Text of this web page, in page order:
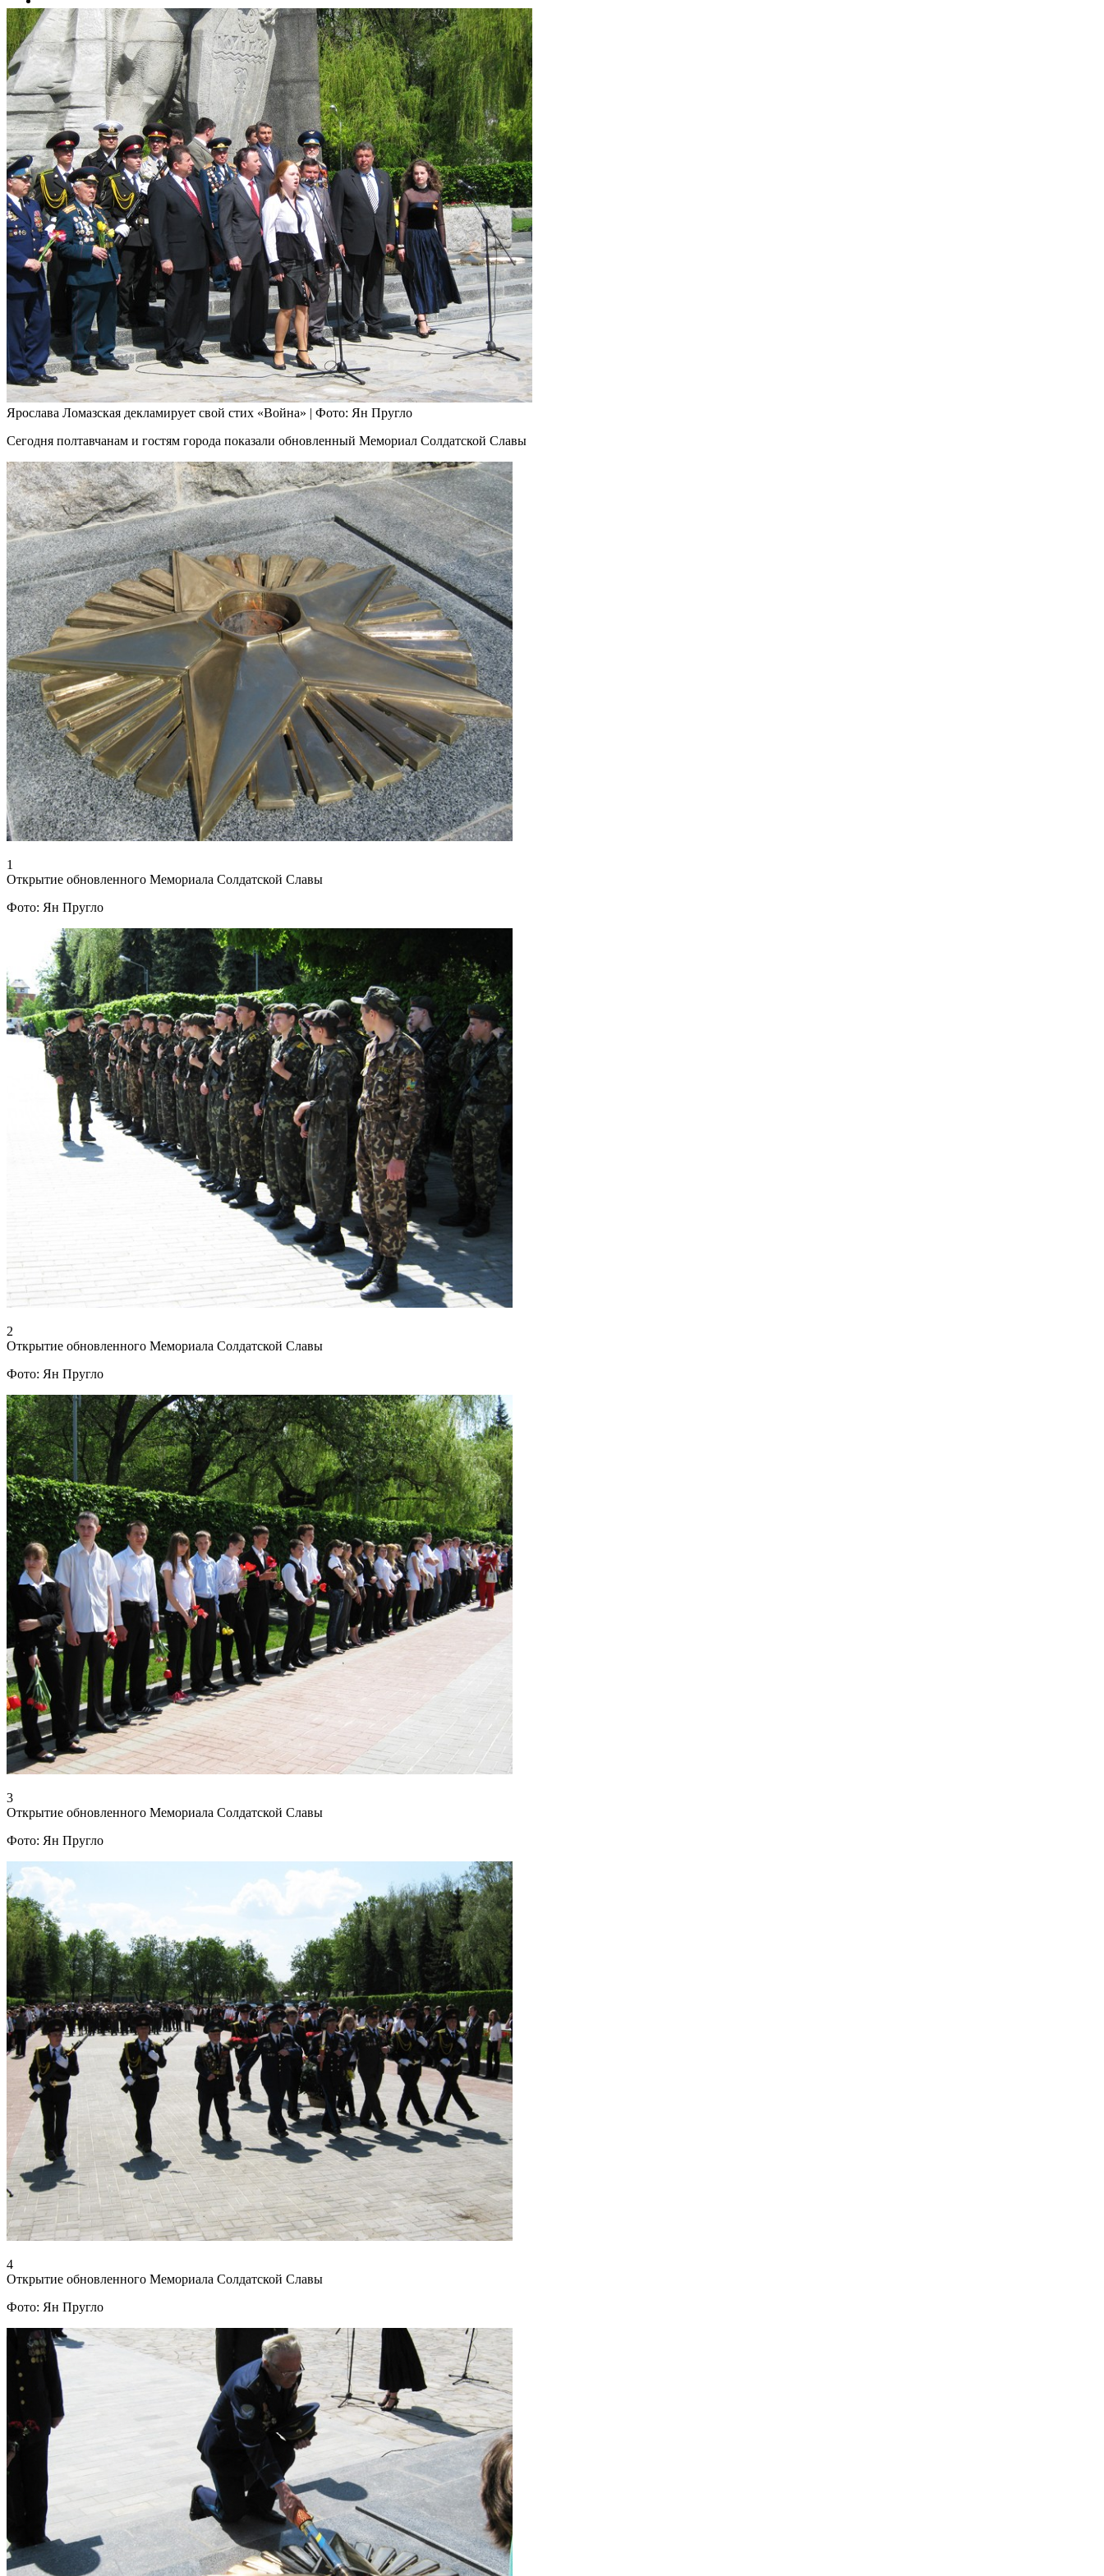
Ярослава Ломазская декламирует свой стих «Война» | Фото: Ян Пругло
Сегодня полтавчанам и гостям города показали обновленный Мемориал Солдатской Славы
1
Открытие обновленного Мемориала Солдатской Славы
Фото: Ян Пругло
2
Открытие обновленного Мемориала Солдатской Славы
Фото: Ян Пругло
3
Открытие обновленного Мемориала Солдатской Славы
Фото: Ян Пругло
4
Открытие обновленного Мемориала Солдатской Славы
Фото: Ян Пругло